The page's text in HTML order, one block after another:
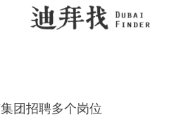
团招聘多个岗位